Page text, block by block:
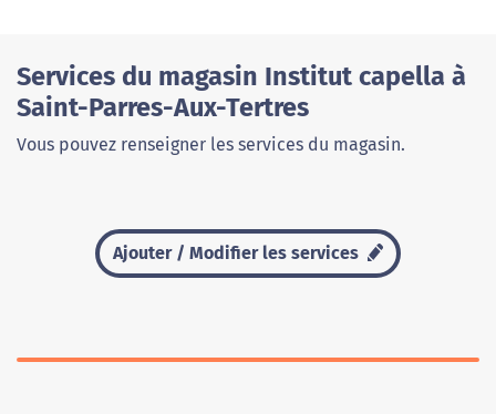
Services du magasin Institut capella à
Saint-Parres-Aux-Tertres
Vous pouvez renseigner les services du magasin.
Ajouter / Modifier les services